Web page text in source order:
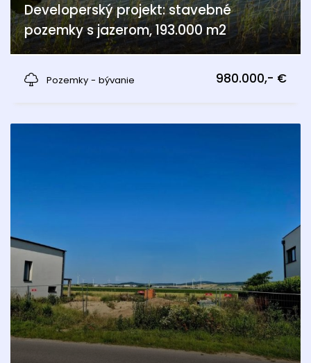
Developerský projekt: stavebné
pozemky s jazerom, 193.000 m2
Pozemky - bývanie
980.000,- €